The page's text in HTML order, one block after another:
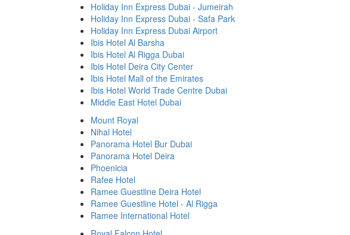
Holiday Inn Express Dubai - Jumeirah
Holiday Inn Express Dubai - Safa Park
Holiday Inn Express Dubai Airport
Ibis Hotel Al Barsha
Ibis Hotel Al Rigga Dubai
Ibis Hotel Deira City Center
Ibis Hotel Mall of the Emirates
Ibis Hotel World Trade Centre Dubai
Middle East Hotel Dubai
Mount Royal
Nihal Hotel
Panorama Hotel Bur Dubai
Panorama Hotel Deira
Phoenicia
Rafee Hotel
Ramee Guestline Deira Hotel
Ramee Guestline Hotel - Al Rigga
Ramee International Hotel